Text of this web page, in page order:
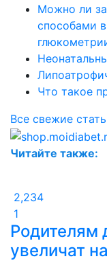
Можно ли
способами
Что такое
Все свежие
Читайте также:
2,234
1
Родителям
увеличат